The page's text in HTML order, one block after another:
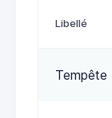
Libellé
Tempête